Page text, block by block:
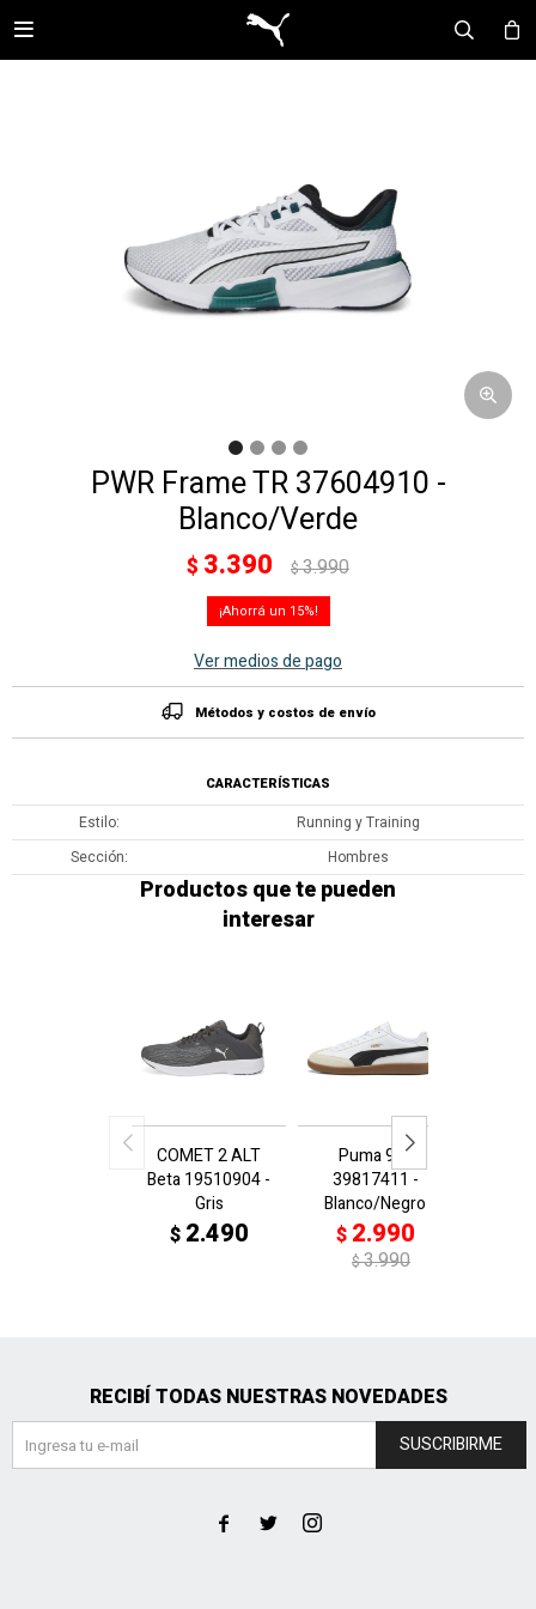

PWR Frame TR 37604910 -
Blanco/Verde
$ 3.390 $3.990
15
Ver medios de pago
Métodos y costos de envío
CARACTERÍSTICAS
Estilo
Running y Training
Sección
Hombres
Productos que te pueden
interesar
COMET 2 ALT
Beta 19510904 -
Gris
$ 2.490
Puma 9-T
39817411 -
Blanco/Negro
$ 2.990
$3.990
RECIBÍ TODAS NUESTRAS NOVEDADES
SUSCRIBIRME
  